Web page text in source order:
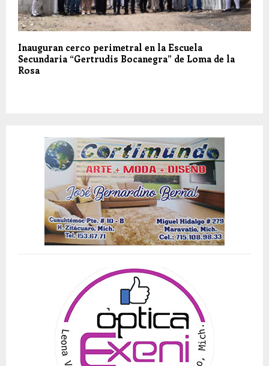
Inauguran cerco perimetral en la Escuela
Secundaria “Gertrudis Bocanegra” de Loma de la
Rosa